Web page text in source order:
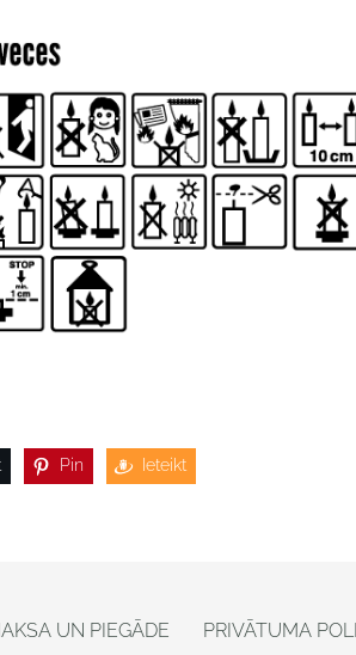
Pin Ieteikt
UN PIEGĀDE PRIVĀTUMA